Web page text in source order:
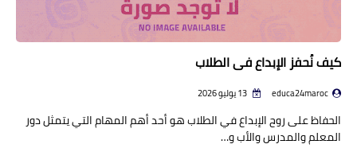
كيف نُحفز الإبداع في الطلاب
educa24maroc
الحفاظ على روح الإبداع في الطلاب هو أحد أهم المهام التي يتمثل دور
المعلم والمدرس والأب و…